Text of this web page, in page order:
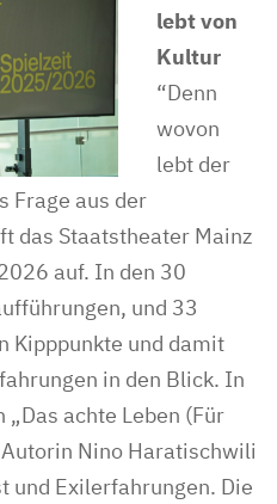
lebt von
Kultur
“Denn
wovon
lebt der
Frage aus der
das Staatstheater Mainz
auf. In den 30
und 33
Kipppunkte und damit
in den Blick. In
achte Leben (Für
Nino Haratischwili
und Exilerfahrungen. Die